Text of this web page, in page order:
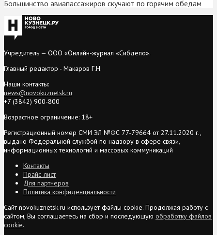
Большинство авиапассажиров скучают по горячим обедам
Учредитель — ООО «Онлайн-журнал «Сибдепо».
Главный редактор - Макаров Г.Н.
Наши контакты:
news@novokuznetsk.ru
+7 (3842) 900-800
Возрастное ограничение: 18+
Регистрационный номер СМИ ЭЛ №ФС 77-79664 от 27.11.2020 г.,
выдано Федеральной службой по надзору в сфере связи,
информационных технологий и массовых коммуникаций
Контакты
Прайс-лист
Для партнеров
Политика конфиденциальности
Сайт novokuznetsk.ru использует файлы cookie. Продолжая работу с
сайтом, Вы соглашаетесь на сбор и последующую обработку файлов
cookie.